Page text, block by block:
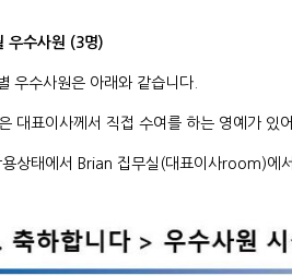
수사원 (3명)
우수사원은 아래와 같습니다.
대표이사께서 직접 수여를 하는 영예가 있어,
상태에서 Brian 집무실(대표이사room)에